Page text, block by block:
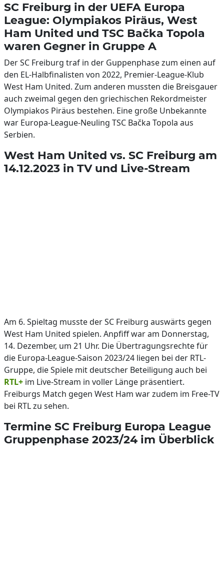
SC Freiburg in der UEFA Europa
League: Olympiakos Piräus, West
Ham United und TSC Bačka Topola
waren Gegner in Gruppe A
Der SC Freiburg traf in der Guppenphase zum einen auf
den EL-Halbfinalisten von 2022, Premier-League-Klub
West Ham United. Zum anderen mussten die Breisgauer
auch zweimal gegen den griechischen Rekordmeister
Olympiakos Piräus bestehen. Eine große Unbekannte
war Europa-League-Neuling TSC Bačka Topola aus
Serbien.
West Ham United vs. SC Freiburg am
14.12.2023 in TV und Live-Stream
Am 6. Spieltag musste der SC Freiburg auswärts gegen
West Ham United spielen. Anpfiff war am Donnerstag,
14. Dezember, um 21 Uhr. Die Übertragungsrechte für
die Europa-League-Saison 2023/24 liegen bei der RTL-
Gruppe, die Spiele mit deutscher Beteiligung auch bei
RTL+ im Live-Stream in voller Länge präsentiert.
Freiburgs Match gegen West Ham war zudem im Free-TV
bei RTL zu sehen.
Termine SC Freiburg Europa League
Gruppenphase 2023/24 im Überblick